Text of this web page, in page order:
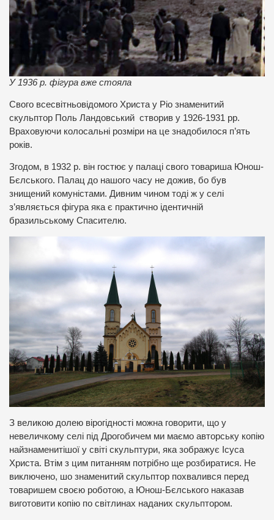
У 1936 р. фігура вже стояла
Свого всесвітньовідомого Христа у Ріо знаменитий
скульптор Поль Ландовський створив у 1926-1931 рр.
Враховуючи колосальні розміри на це знадобилося п’ять
років.
Згодом, в 1932 р. він гостює у палаці свого товариша Юнош-
Бєлського. Палац до нашого часу не дожив, бо був
знищений комуністами. Дивним чином тоді ж у селі
з’являється фігура яка є практично ідентичній
бразильському Спасителю.
З великою долею вірогідності можна говорити, що у
невеличкому селі під Дрогобичем ми маємо авторську копію
найзнаменитішої у світі скульптури, яка зображує Ісуса
Христа. Втім з цим питанням потрібно ще розбиратися. Не
виключено, шо знаменитий скульптор похвалився перед
товаришем своєю роботою, а Юнош-Бєлського наказав
виготовити копію по світлинах наданих скульптором.